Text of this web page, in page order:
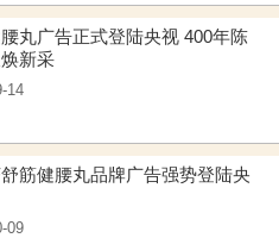
丸广告正式登陆央视 400年陈
新采
14
筋健腰丸品牌广告强势登陆央
09